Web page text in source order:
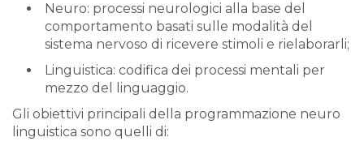
Neuro: processi neurologici alla base del
comportamento basati sulle modalità del
sistema nervoso di ricevere stimoli e rielaborarli;
Linguistica: codifica dei processi mentali per
mezzo del linguaggio.
Gli obiettivi principali della programmazione neuro
linguistica sono quelli di: